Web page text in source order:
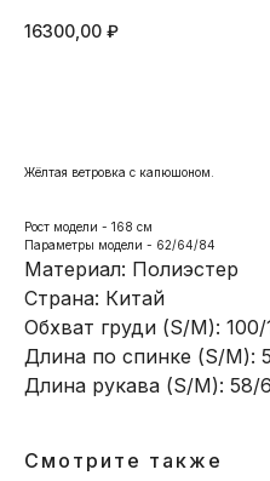
16300,00 ₽
Жёлтая ветровка с капюшоном.
Рост модели - 168 см
Параметры модели - 62/64/84
Материал: Полиэстер
Страна: Китай
Обхват груди (S/M):
Длина по спинке (S/M):
Длина рукава (S/M): 58/
Смотрите также